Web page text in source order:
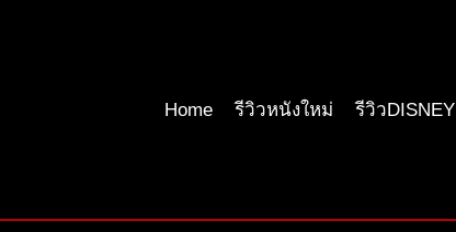
Home
รีวิวหนังใหม่ รีวิวDISNEY